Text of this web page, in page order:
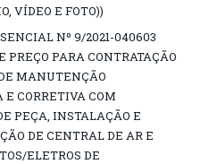
VÍDEO E FOTO))
Nº 9/2021-040603
PREÇO PARA CONTRATAÇÃO
MANUTENÇÃO
CORRETIVA COM
PEÇA, INSTALAÇÃO E
DE CENTRAL DE AR E
ELETROS DE